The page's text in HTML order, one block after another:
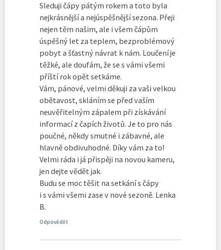
Sleduji čápy pátým rokem a toto byla
nejkrásnější a nejúspěšnější sezona. Přeji
nejen těm našim, ale i všem čápům
úspěšný let za teplem, bezproblémový
pobyt a šťastný návrat k nám. Loučení je
těžké, ale doufám, že se s vámi všemi
příští rok opět setkáme.
Vám, pánové, velmi děkuji za vaši velkou
obětavost, skláním se před vaším
neuvěřitelným zápalem při získávání
informací z čapích životů. Je to pro nás
poučné, někdy smutné i zábavné, ale
hlavně obdivuhodné. Díky vám za to!
Velmi ráda i já přispěji na novou kameru,
jen dejte vědět jak.
Budu se moc těšit na setkání s čápy
i s vámi všemi zase v nové sezoně. Lenka
B.
Odpovědět